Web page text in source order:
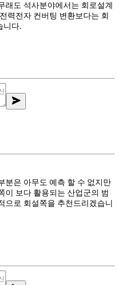
래도 석사분야에서는 회로설계
력전자 컨버팅 변환보다는 회
니다.
분은 아무도 예측 할 수 없지만
이 보다 활용되는 산업군의 범
으로 회설쪽을 추천드리겠습니